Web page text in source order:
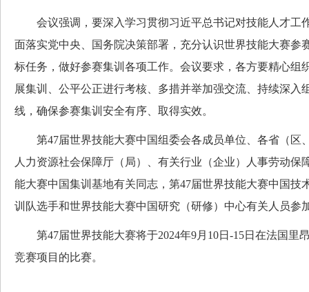
会议强调，要深入学习贯彻习近平总书记对技能人才工
面落实党中央、国务院决策部署，充分认识世界技能大赛参
标任务，做好参赛集训各项工作。会议要求，各方要精心组
展集训、公平公正进行考核、多措并举加强交流、持续深入
线，确保参赛集训安全有序、取得实效。
第47届世界技能大赛中国组委会各成员单位、各省（区
人力资源社会保障厅（局）、有关行业（企业）人事劳动保
能大赛中国集训基地有关同志，第47届世界技能大赛中国技
训队选手和世界技能大赛中国研究（研修）中心有关人员参
第47届世界技能大赛将于2024年9月10日-15日在法国里
竞赛项目的比赛。